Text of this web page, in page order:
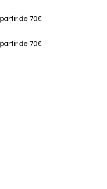
de 70€
de 70€